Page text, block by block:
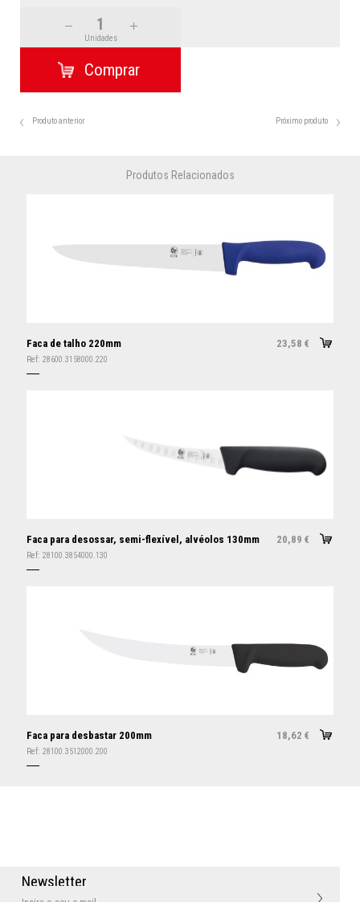
Unidades
Produto anterior Próximo produto
Produtos Relacionados
Faca de talho 220mm 23,58 €
Ref: 28600.3158000.220
Faca para desossar, semi-flexível, alvéolos 130mm 20,89 €
Ref: 28100.3854000.130
Faca para desbastar 200mm 18,62 €
Ref: 28100.3512000.200
Newsletter